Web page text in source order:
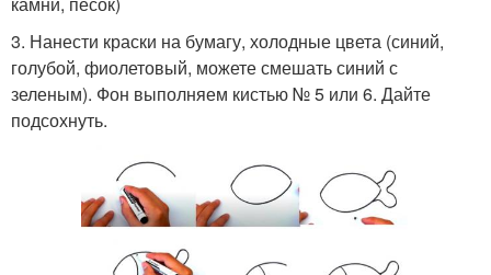
3. Нанести краски на бумагу, холодные цвета (синий,
голубой, фиолетовый, можете смешать синий с
зеленым). Фон выполняем кистью № 5 или 6. Дайте
подсохнуть.